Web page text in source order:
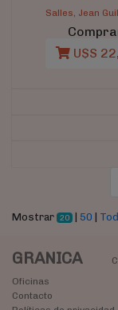
Salles, Jean
U$S
Mostrar 20 | 50
GRANICA
Oficinas
Contacto